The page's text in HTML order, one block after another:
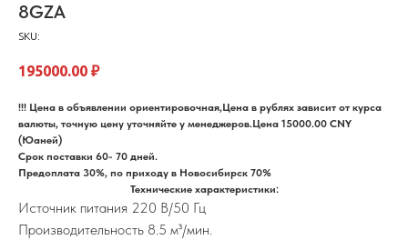
8GZA
SKU:
195000.00 ₽
!!! Цена в объявлении ориентировочная,Цена в рублях зависит от курса
валюты, точную цену уточняйте у менеджеров.Цена 15000.00 CNY
(Юаней)
Срок поставки 60- 70 дней.
Предоплата 30%, по приходу в Новосибирск 70%
Технические характеристики:
Источник питания 220 В/50 Гц
Производительность 8.5 м³/мин.